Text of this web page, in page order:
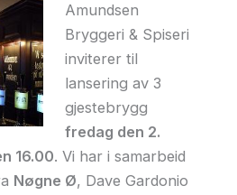
Amundsen
Bryggeri & Spiseri
inviterer til
lansering av 3
gjestebrygg
fredag den 2.
16.00. Vi har i samarbeid
Nøgne Ø, Dave Gardonio